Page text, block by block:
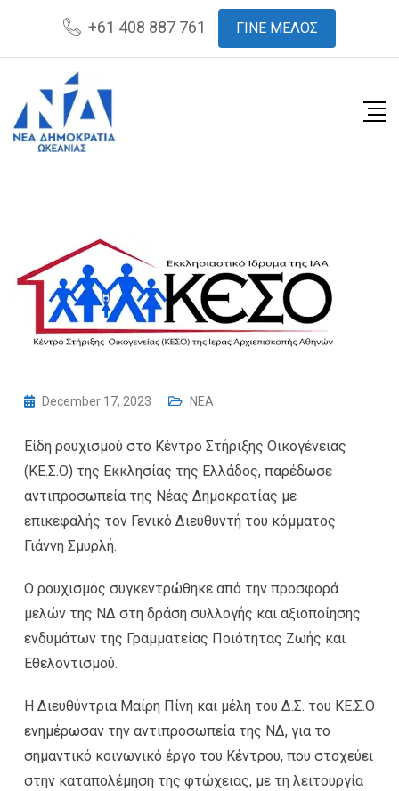
content
+61 408 887 761 ΓΙΝΕ ΜΕΛΟΣ
December 17, 2023 NEA
Είδη ρουχισμού στο Κέντρο Στήριξης Οικογένειας
(ΚΕ.Σ.Ο) της Εκκλησίας της Ελλάδος, παρέδωσε
αντιπροσωπεία της Νέας Δημοκρατίας με
επικεφαλής τον Γενικό Διευθυντή του κόμματος
Γιάννη Σμυρλή.
Ο ρουχισμός συγκεντρώθηκε από την προσφορά
μελών της ΝΔ στη δράση συλλογής και αξιοποίησης
ενδυμάτων της Γραμματείας Ποιότητας Ζωής και
Εθελοντισμού.
Η Διευθύντρια Μαίρη Πίνη και μέλη του Δ.Σ. του ΚΕ.Σ.Ο
ενημέρωσαν την αντιπροσωπεία της ΝΔ, για το
σημαντικό κοινωνικό έργο του Κέντρου, που στοχεύει
στην καταπολέμηση της φτώχειας, με τη λειτουργία